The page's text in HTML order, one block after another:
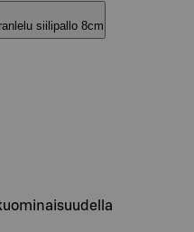
siilipallo 8cm